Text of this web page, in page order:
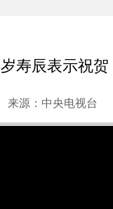
寿辰表示祝贺
来源：中央电视台